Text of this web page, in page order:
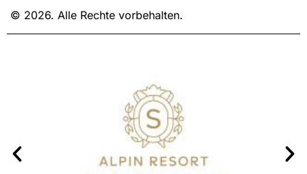
© 2026. Alle Rechte vorbehalten.